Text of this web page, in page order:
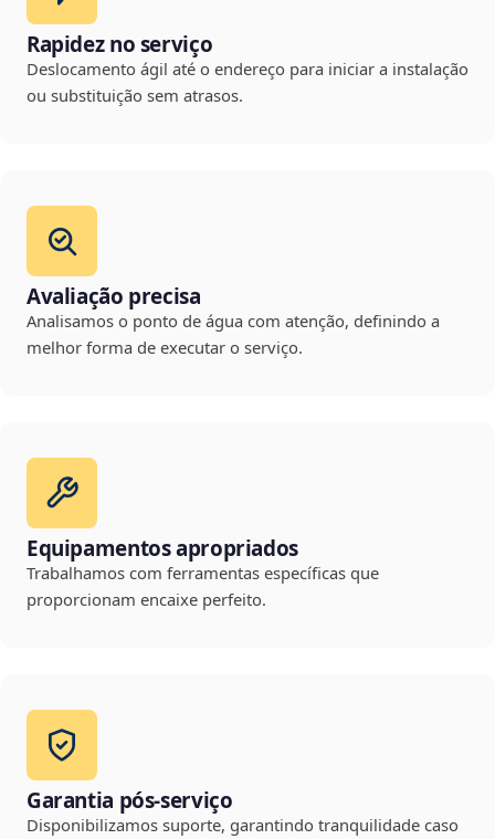
Rapidez no serviço
Deslocamento ágil até o endereço para iniciar a instalação
ou substituição sem atrasos.
Avaliação precisa
Analisamos o ponto de água com atenção, definindo a
melhor forma de executar o serviço.
Equipamentos apropriados
Trabalhamos com ferramentas específicas que
proporcionam encaixe perfeito.
Garantia pós-serviço
Disponibilizamos suporte, garantindo tranquilidade caso